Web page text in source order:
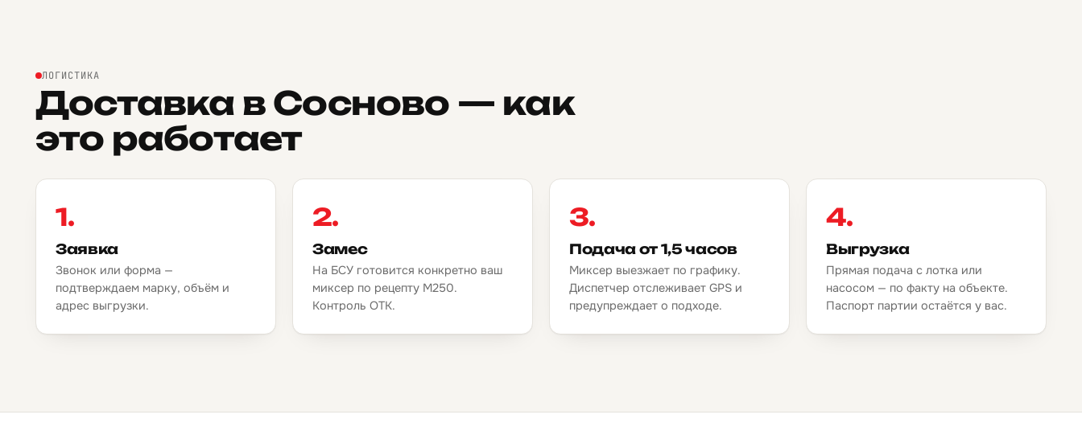
ЛОГИСТИКА
Доставка в Сосново — как
это работает
1.
Заявка
Звонок или форма —
подтверждаем марку, объём и
адрес выгрузки.
2.
Замес
На БСУ готовится конкретно ваш
миксер по рецепту М250.
Контроль ОТК.
3.
Подача от 1,5 часов
Миксер выезжает по графику.
Диспетчер отслеживает GPS и
предупреждает о подходе.
4.
Выгрузка
Прямая подача с лотка или
насосом — по факту на объекте.
Паспорт партии остаётся у вас.